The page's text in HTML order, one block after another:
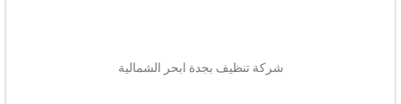
شركة تنظيف بجدة ابحر الشمالية